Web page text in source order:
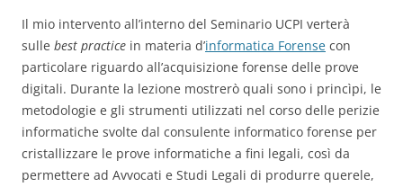
Il mio intervento all’interno del Seminario UCPI verterà
sulle best practice in materia d’informatica Forense con
particolare riguardo all’acquisizione forense delle prove
digitali. Durante la lezione mostrerò quali sono i princìpi, le
metodologie e gli strumenti utilizzati nel corso delle perizie
informatiche svolte dal consulente informatico forense per
cristallizzare le prove informatiche a fini legali, così da
permettere ad Avvocati e Studi Legali di produrre querele,